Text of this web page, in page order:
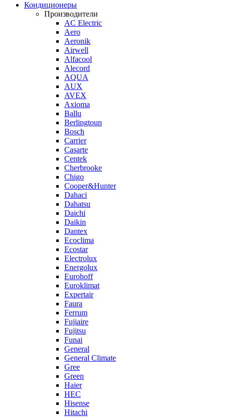
Кондиционеры
Производители
AC Electric
Aero
Aeronik
Airwell
Alfacool
Alecord
AQUA
AUX
AVEX
Axioma
Ballu
Berlingtoun
Bosch
Carrier
Casarte
Centek
Cherbrooke
Chigo
Cooper&Hunter
Dahaci
Dahatsu
Daichi
Daikin
Dantex
Ecoclima
Ecostar
Electrolux
Energolux
Eurohoff
Euroklimat
Expertair
Faura
Ferrum
Fujiaire
Fujitsu
Funai
General
General Climate
Gree
Green
Haier
HEC
Hisense
Hitachi